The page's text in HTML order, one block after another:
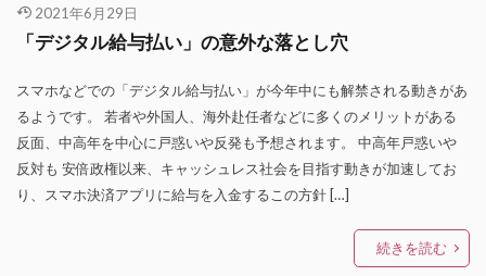
2021年6月29日
「デジタル給与払い」の意外な落とし穴
スマホなどでの「デジタル給与払い」が今年中にも解禁される動きがあ
るようです。 若者や外国人、海外赴任者などに多くのメリットがある
反面、中高年を中心に戸惑いや反発も予想されます。 中高年戸惑いや
反対も 安倍政権以来、キャッシュレス社会を目指す動きが加速してお
り、スマホ決済アプリに給与を入金するこの方針 […]
続きを読む